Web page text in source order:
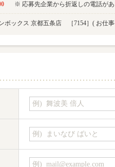
※ 応募先企業から折返しの電話が
ボックス 京都五条店 ［7154］ ( お仕